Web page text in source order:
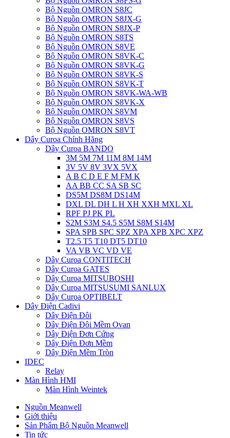
Bộ Nguồn OMRON S8JC
Bộ Nguồn OMRON S8JX-G
Bộ Nguồn OMRON S8JX-P
Bộ Nguồn OMRON S8TS
Bộ Nguồn OMRON S8VE
Bộ Nguồn OMRON S8VK-C
Bộ Nguồn OMRON S8VK-G
Bộ Nguồn OMRON S8VK-S
Bộ Nguồn OMRON S8VK-T
Bộ Nguồn OMRON S8VK-WA-WB
Bộ Nguồn OMRON S8VK-X
Bộ Nguồn OMRON S8VM
Bộ Nguồn OMRON S8VS
Bộ Nguồn OMRON S8VT
Dây Curoa Chính Hãng
Dây Curoa BANDO
3M 5M 7M 11M 8M 14M
3V 5V 8V 3VX 5VX
A B C D E F M FM K
AA BB CC SA SB SC
DS5M DS8M DS14M
DXL DL DH L H XH XXH MXL XL
RPF PJ PK PL
S2M S3M S4.5 S5M S8M S14M
SPA SPB SPC SPZ XPA XPB XPC XPZ
T2.5 T5 T10 DT5 DT10
VA VB VC VD VE
Dây Curoa CONTITECH
Dây Curoa GATES
Dây Curoa MITSUBOSHI
Dây Curoa MITSUSUMI SANLUX
Dây Curoa OPTIBELT
Dây Điện Cadivi
Dây Điện Đôi
Dây Điện Đôi Mềm Ovan
Dây Điện Đơn Cứng
Dây Điện Đơn Mềm
Dây Điện Mềm Tròn
IDEC
Relay
Màn Hình HMI
Màn Hình Weintek
Nguồn Meanwell
Giới thiệu
Sản Phẩm Bộ Nguồn Meanwell
Tin tức